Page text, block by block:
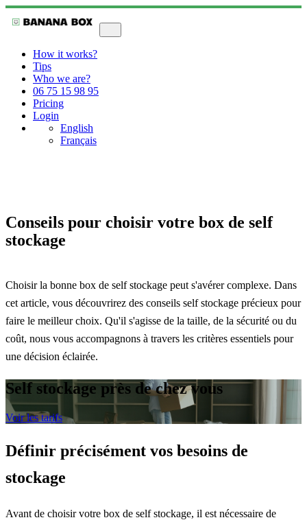
How it works?
Tips
Who we are?
06 75 15 98 95
Pricing
Login
English
Français
Conseils pour choisir votre box de self
stockage
Choisir la bonne box de self stockage peut s'avérer complexe. Dans
cet article, vous découvrirez des conseils self stockage précieux pour
faire le meilleur choix. Qu'il s'agisse de la taille, de la sécurité ou du
coût, nous vous accompagnons à travers les critères essentiels pour
une décision éclairée.
Self stockage près de chez vous
Voir les tarifs
Définir précisément vos besoins de
stockage
Avant de choisir votre box de self stockage, il est nécessaire de